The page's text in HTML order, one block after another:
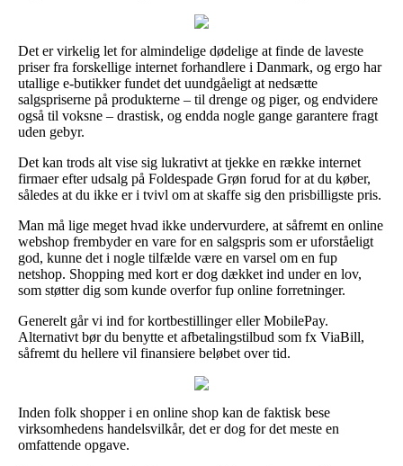
Det er virkelig let for almindelige dødelige at finde de laveste
priser fra forskellige internet forhandlere i Danmark, og ergo har
utallige e-butikker fundet det uundgåeligt at nedsætte
salgspriserne på produkterne – til drenge og piger, og endvidere
også til voksne – drastisk, og endda nogle gange garantere fragt
uden gebyr.
Det kan trods alt vise sig lukrativt at tjekke en række internet
firmaer efter udsalg på Foldespade Grøn forud for at du køber,
således at du ikke er i tvivl om at skaffe sig den prisbilligste pris.
Man må lige meget hvad ikke undervurdere, at såfremt en online
webshop frembyder en vare for en salgspris som er uforståeligt
god, kunne det i nogle tilfælde være en varsel om en fup
netshop. Shopping med kort er dog dækket ind under en lov,
som støtter dig som kunde overfor fup online forretninger.
Generelt går vi ind for kortbestillinger eller MobilePay.
Alternativt bør du benytte et afbetalingstilbud som fx ViaBill,
såfremt du hellere vil finansiere beløbet over tid.
Inden folk shopper i en online shop kan de faktisk bese
virksomhedens handelsvilkår, det er dog for det meste en
omfattende opgave.